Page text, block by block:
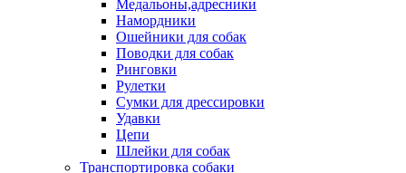
Медальоны,адресники
Намордники
Ошейники для собак
Поводки для собак
Ринговки
Рулетки
Сумки для дрессировки
Удавки
Цепи
Шлейки для собак
Транспортировка собаки